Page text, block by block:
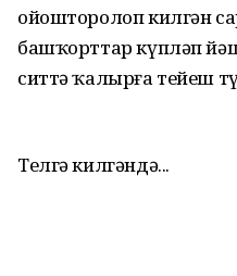
ойошторолоп килгән
башҡорттар күпләп
ситтә ҡалырға тейеш
Телгә килгәндә...